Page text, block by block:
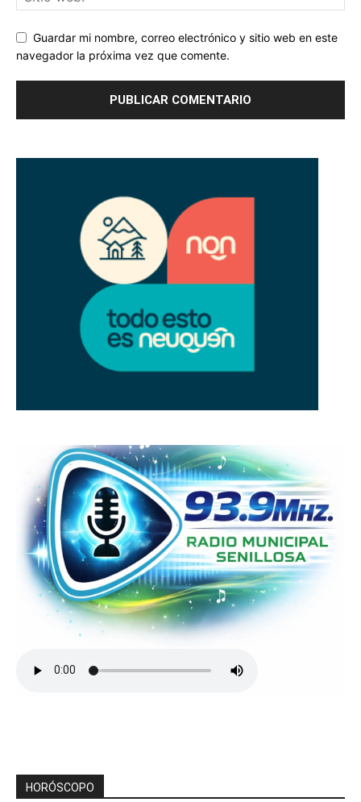
Guardar mi nombre, correo electrónico y sitio web en este
navegador la próxima vez que comente.
HORÓSCOPO